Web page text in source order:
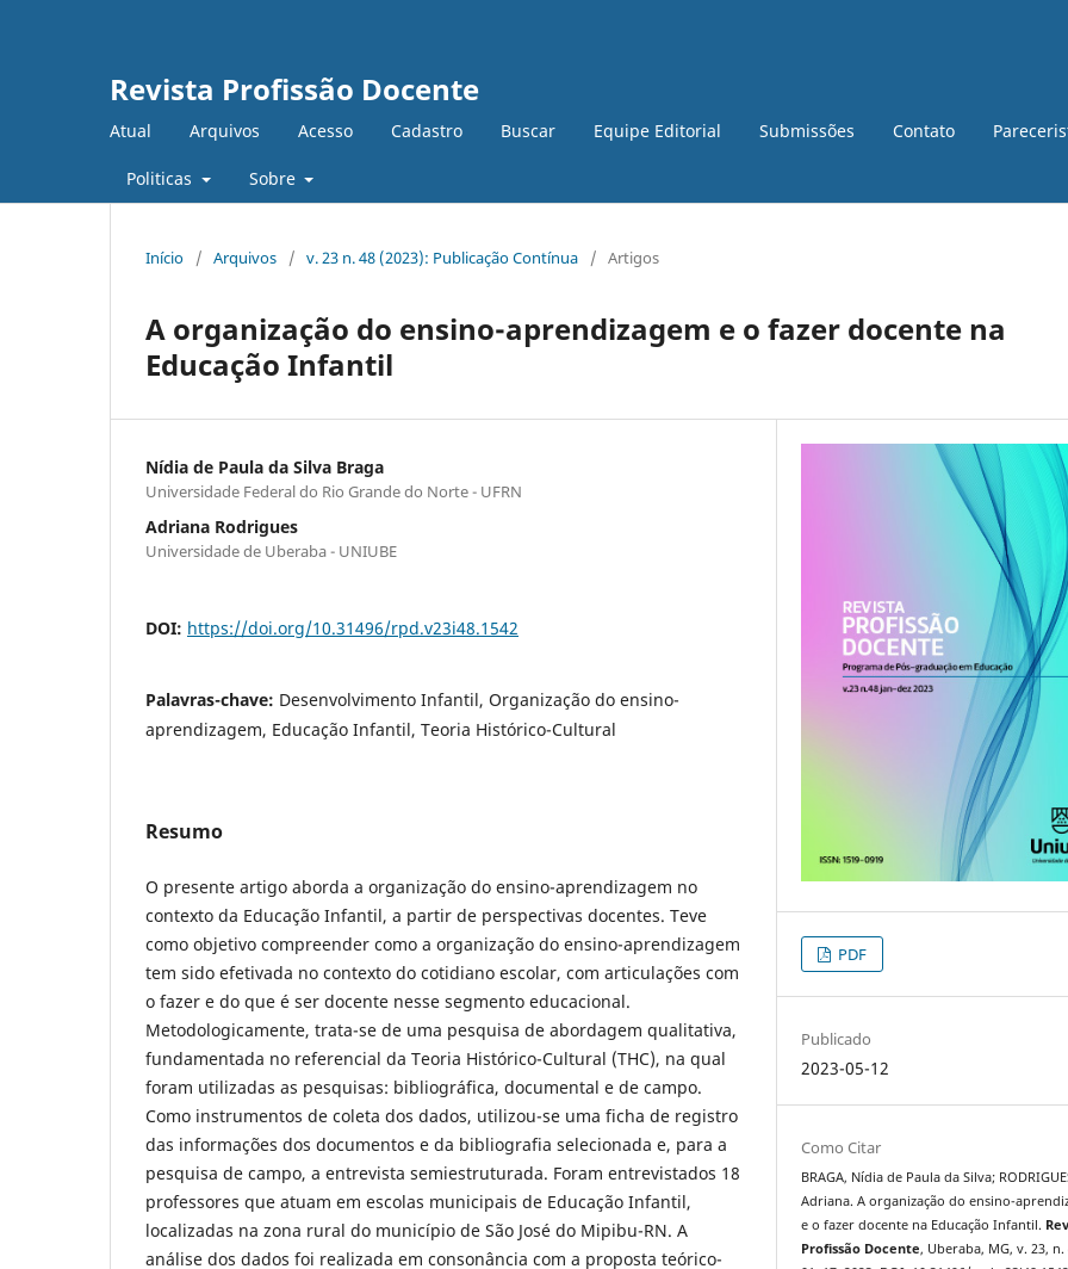
Revista Profissão Docente
Atual Arquivos Acesso Cadastro Buscar Equipe Editorial Submissões Contato
Politicas Sobre
Início / Arquivos / v. 23 n. 48 (2023): Publicação Contínua / Artigos
A organização do ensino-aprendizagem e o fazer docente na
Educação Infantil
Nídia de Paula da Silva Braga
Universidade Federal do Rio Grande do Norte - UFRN
Adriana Rodrigues
Universidade de Uberaba - UNIUBE
DOI: https://doi.org/10.31496/rpd.v23i48.1542
Palavras-chave: Desenvolvimento Infantil, Organização do ensino-
aprendizagem, Educação Infantil, Teoria Histórico-Cultural
Resumo
O presente artigo aborda a organização do ensino-aprendizagem no
contexto da Educação Infantil, a partir de perspectivas docentes. Teve
como objetivo compreender como a organização do ensino-aprendizagem
tem sido efetivada no contexto do cotidiano escolar, com articulações com
o fazer e do que é ser docente nesse segmento educacional.
Metodologicamente, trata-se de uma pesquisa de abordagem qualitativa,
fundamentada no referencial da Teoria Histórico-Cultural (THC), na qual
foram utilizadas as pesquisas: bibliográfica, documental e de campo.
Como instrumentos de coleta dos dados, utilizou-se uma ficha de registro
das informações dos documentos e da bibliografia selecionada e, para a
pesquisa de campo, a entrevista semiestruturada. Foram entrevistados 18
professores que atuam em escolas municipais de Educação Infantil,
localizadas na zona rural do município de São José do Mipibu-RN. A
análise dos dados foi realizada em consonância com a proposta teórico-
PDF
Publicado
2023-05-12
Como Citar
BRAGA, Nídia de Paula da Silva;
Adriana. A organização do ensino-
e o fazer docente na Educação Infantil.
Profissão Docente, Uberaba, MG, v. 23, n.